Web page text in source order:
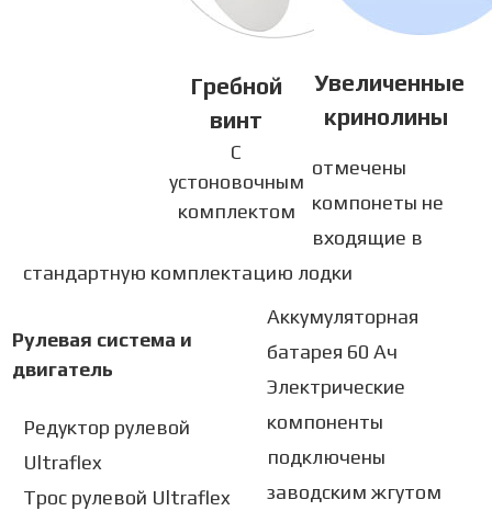
Гребной
винт
С
устоновочным
комплектом
Увеличенные
кринолины
отмечены
компонеты не
входящие в
стандартную комплектацию лодки
Рулевая система и
двигатель
Редуктор рулевой
Ultraflex
Трос рулевой Ultraflex
Аккумуляторная
батарея 60 Ач
Электрические
компоненты
подключены
заводским жгутом